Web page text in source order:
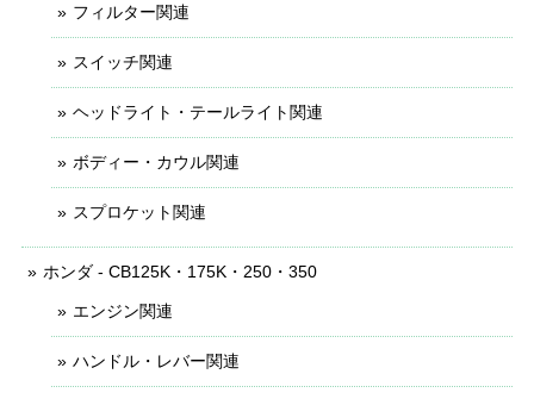
フィルター関連
スイッチ関連
ヘッドライト・テールライト関連
ボディー・カウル関連
スプロケット関連
ホンダ - CB125K・175K・250・350
エンジン関連
ハンドル・レバー関連